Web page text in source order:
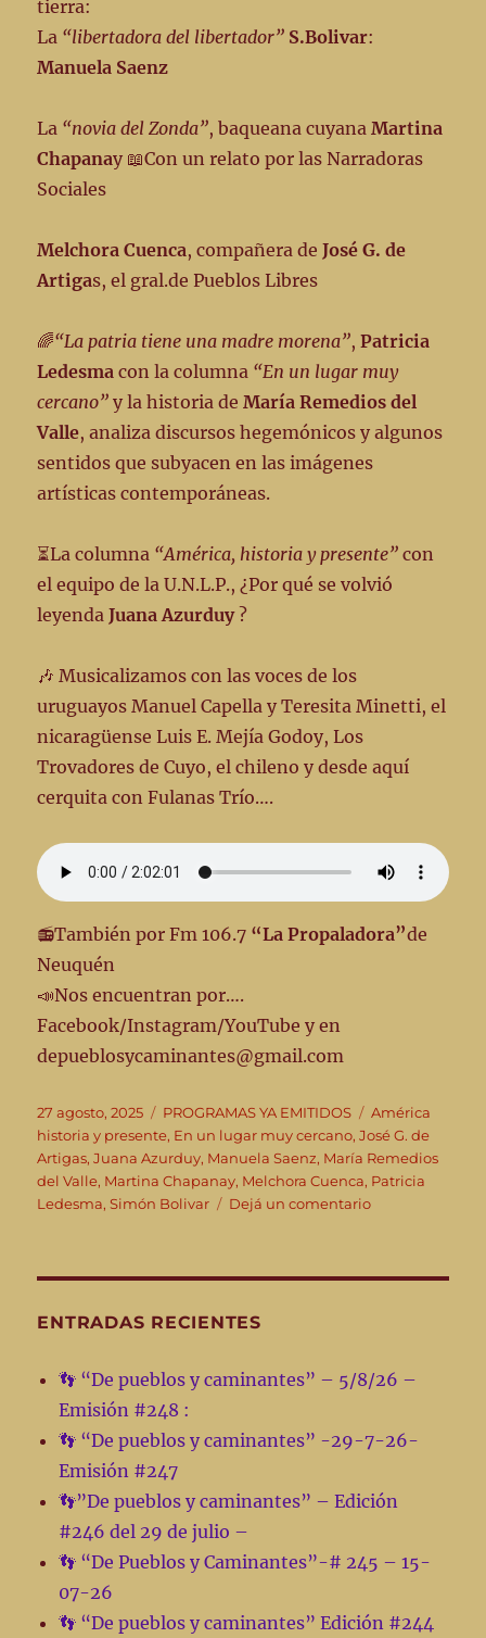
tierra:
La “libertadora del libertador” S.Bolivar:
Manuela Saenz
La “novia del Zonda”, baqueana cuyanaMartina
Chapanay 📖Con un relato por las Narradoras
Sociales
Melchora Cuenca, compañera deJosé G. de
Artigas, el gral.de Pueblos Libres
🌈“La patria tiene una madre morena”,Patricia
Ledesma con la columna “En un lugar muy
cercano” y la historia deMaría Remedios del
Valle, analiza discursos hegemónicos y algunos
sentidos que subyacen en las imágenes
artísticas contemporáneas.
⏳La columna “América, historia y presente” con
el equipo de la U.N.L.P., ¿Por qué se volvió
leyendaJuana Azurduy ?
🎶 Musicalizamos con las voces de los
uruguayos Manuel Capella y Teresita Minetti, el
nicaragüense Luis E. Mejía Godoy, Los
Trovadores de Cuyo, el chileno y desde aquí
cerquita con Fulanas Trío….
📻También por Fm 106.7 “La Propaladora”de
Neuquén
📣Nos encuentran por….
Facebook/Instagram/YouTube y en
depueblosycaminantes@gmail.com
Publicado
el
27 agosto, 2025 Categorías
PROGRAMAS YA EMITIDOS Etiquetas
América
historia y presente, En un lugar muy cercano,José G. de
Artigas,Juana Azurduy, Manuela Saenz, María Remedios
del Valle, Martina Chapanay, Melchora Cuenca, Patricia
Ledesma,Simón Bolivar Dejá un comentarioen
25
Emisión
ENTRADAS RECIENTES
👣 “De pueblos y caminantes” – 5/8/26 –
Emisión #248 :
👣 “De pueblos y caminantes” -29-7-26-
Emisión #247
👣”De pueblos y caminantes” – Edición
#246 del 29 de julio –
👣 “De Pueblos y Caminantes”-# 245 – 15-
07-26
👣 “De pueblos y caminantes” Edición #244